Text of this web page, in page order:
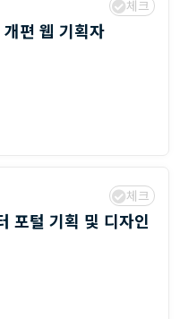
체크
편 웹 기획자
체크
포털 기획 및 디자인